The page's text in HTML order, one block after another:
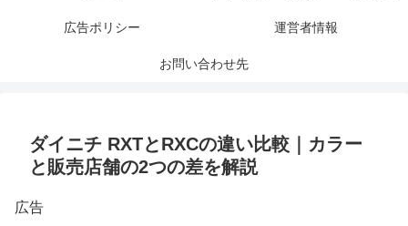
広告ポリシー 運営者情報
お問い合わせ先
ダイニチ RXTとRXCの違い比較｜カラー
と販売店舗の2つの差を解説
広告